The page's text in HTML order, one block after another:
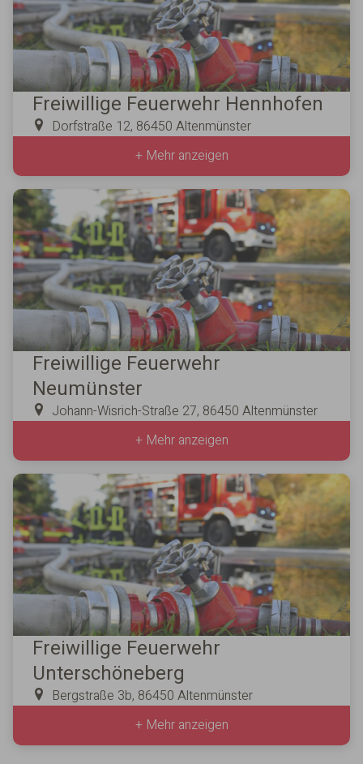
Freiwillige Feuerwehr Hennhofen
Dorfstraße 12, 86450 Altenmünster
+ Mehr anzeigen
Freiwillige Feuerwehr
Neumünster
Johann-Wisrich-Straße 27, 86450 Altenmünster
+ Mehr anzeigen
Freiwillige Feuerwehr
Unterschöneberg
Bergstraße 3b, 86450 Altenmünster
+ Mehr anzeigen